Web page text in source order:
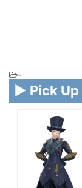
-
▶ Pick Up